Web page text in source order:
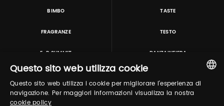
BIMBO TASTE
FRAGRANZE TESTO
E-P SUMMIT DANZAINFIERA
TUTORING & CONSULTING
ITALIAN
Questo sito web utilizza cookie
Questo sito web utilizza i cookie per migliorare l'esperienza di
navigazione. Per maggiori informazioni visualizza la nostra
cookie policy